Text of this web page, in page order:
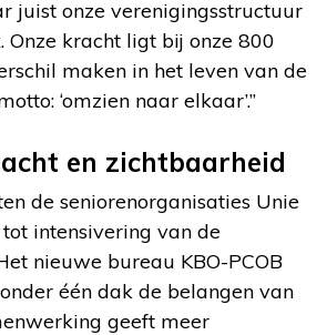
juist onze verenigingsstructuur
Onze kracht ligt bij onze 800
maken in het leven van de
‘omzien naar elkaar’.”
en zichtbaarheid
de seniorenorganisaties Unie
tot intensivering van de
nieuwe bureau KBO-PCOB
één dak de belangen van
geeft meer